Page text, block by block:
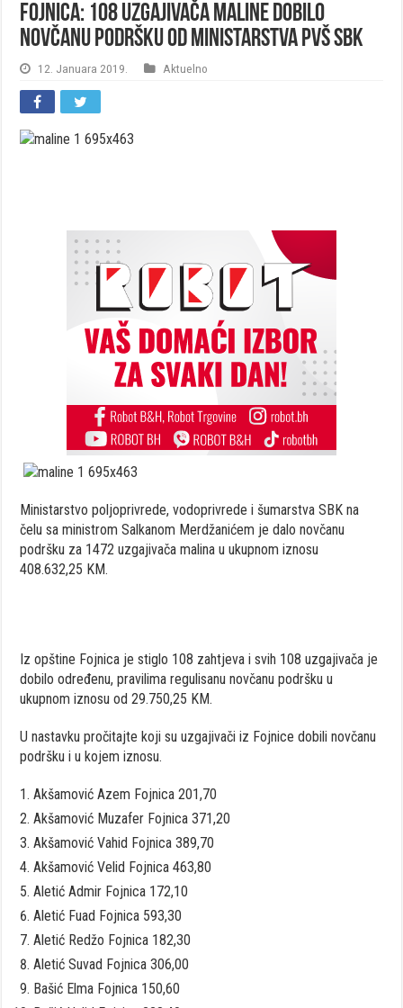
Fojnica: 108 uzgajivača maline dobilo
novčanu podršku od ministarstva PVŠ SBK
12. Januara 2019. Aktuelno
Ministarstvo poljoprivrede, vodoprivrede i šumarstva SBK na
čelu sa ministrom Salkanom Merdžanićem je dalo novčanu
podršku za 1472 uzgajivača malina u ukupnom iznosu
408.632,25 KM.
Iz opštine Fojnica je stiglo 108 zahtjeva i svih 108 uzgajivača je
dobilo određenu, pravilima regulisanu novčanu podršku u
ukupnom iznosu od 29.750,25 KM.
U nastavku pročitajte koji su uzgajivači iz Fojnice dobili novčanu
podršku i u kojem iznosu.
Akšamović Azem Fojnica 201,70
Akšamović Muzafer Fojnica 371,20
Akšamović Vahid Fojnica 389,70
Akšamović Velid Fojnica 463,80
Aletić Admir Fojnica 172,10
Aletić Fuad Fojnica 593,30
Aletić Redžo Fojnica 182,30
Aletić Suvad Fojnica 306,00
Bašić Elma Fojnica 150,60